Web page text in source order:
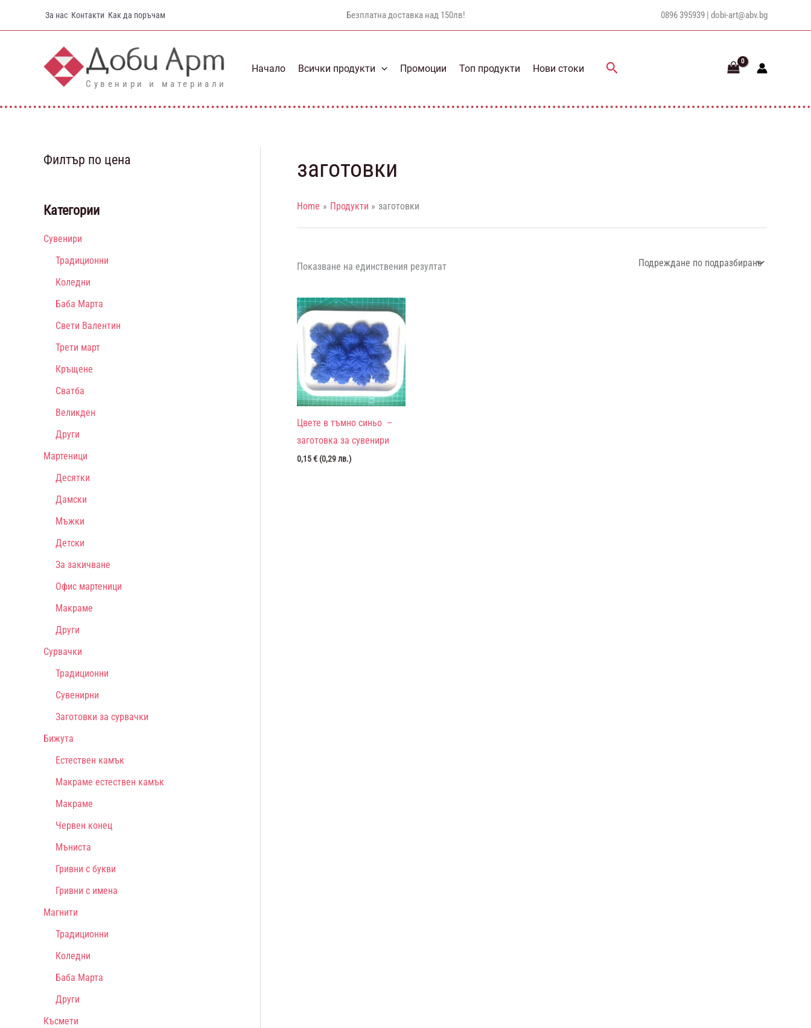
За нас Контакти Как да поръчам Безплатна доставка над 150лв! 0896 395939 | dobi-art@abv.bg
Сувенири и материали
Начало Всички продукти Промоции Топ продукти Нови стоки Search
Филтър по цена
Категории
Сувенири
Традиционни
Коледни
Баба Марта
Свети Валентин
Трети март
Кръщене
Сватба
Великден
Други
Мартеници
Десятки
Дамски
Мъжки
Детски
За закичване
Офис мартеници
Макраме
Други
Сурвачки
Традиционни
Сувенирни
Заготовки за сурвачки
Бижута
Естествен камък
Макраме естествен камък
Макраме
Червен конец
Мъниста
Гривни с букви
Гривни с имена
Магнити
Традиционни
Коледни
Баба Марта
Други
Късмети
заготовки
Home Продукти заготовки
Показване на единствения резултат
Цвете в тъмно синьо –
заготовка за сувенири
0,15€ (0,29лв.)